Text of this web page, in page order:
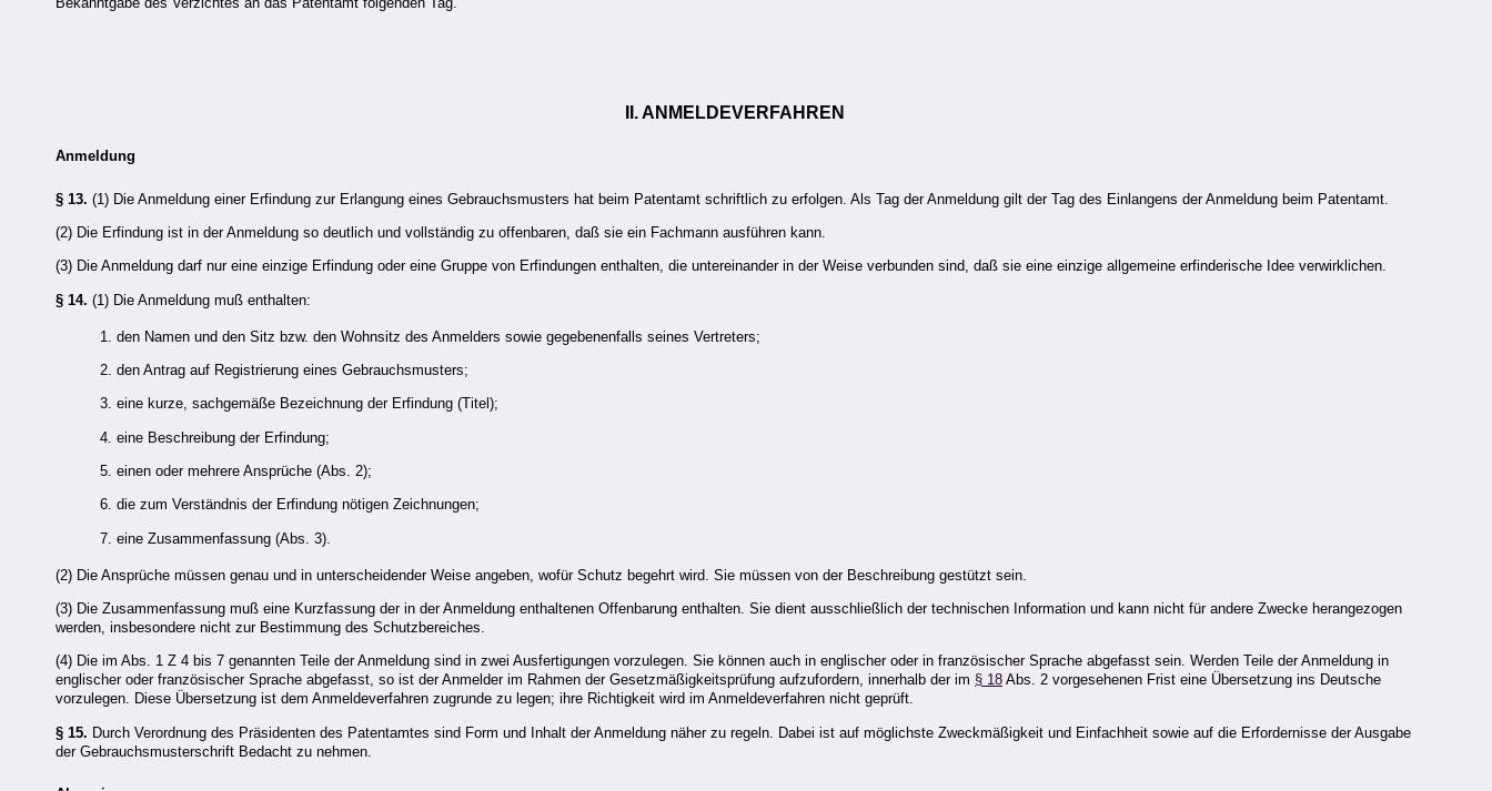
II. ANMELDEVERFAHREN
Anmeldung
§ 13. (1) Die Anmeldung einer Erfindung zur Erlangung eines Gebrauchsmusters hat beim Patentamt schriftlich zu erfolgen. Als Tag der Anmeldung gilt der Tag des Einlangens der Anmeldung beim Patentamt.
(2) Die Erfindung ist in der Anmeldung so deutlich und vollständig zu offenbaren, daß sie ein Fachmann ausführen kann.
(3) Die Anmeldung darf nur eine einzige Erfindung oder eine Gruppe von Erfindungen enthalten, die untereinander in der Weise verbunden sind, daß sie eine einzige allgemeine erfinderische Idee verwirklichen.
§ 14. (1) Die Anmeldung muß enthalten:
1. den Namen und den Sitz bzw. den Wohnsitz des Anmelders sowie gegebenenfalls seines Vertreters;
2. den Antrag auf Registrierung eines Gebrauchsmusters;
3. eine kurze, sachgemäße Bezeichnung der Erfindung (Titel);
4. eine Beschreibung der Erfindung;
5. einen oder mehrere Ansprüche (Abs. 2);
6. die zum Verständnis der Erfindung nötigen Zeichnungen;
7. eine Zusammenfassung (Abs. 3).
(2) Die Ansprüche müssen genau und in unterscheidender Weise angeben, wofür Schutz begehrt wird. Sie müssen von der Beschreibung gestützt sein.
(3) Die Zusammenfassung muß eine Kurzfassung der in der Anmeldung enthaltenen Offenbarung enthalten. Sie dient ausschließlich der technischen Information und kann nicht für andere Zwecke herangezogen
werden, insbesondere nicht zur Bestimmung des Schutzbereiches.
(4) Die im Abs. 1 Z 4 bis 7 genannten Teile der Anmeldung sind in zwei Ausfertigungen vorzulegen. Sie können auch in englischer oder in französischer Sprache abgefasst sein. Werden Teile der Anmeldung in
englischer oder französischer Sprache abgefasst, so ist der Anmelder im Rahmen der Gesetzmäßigkeitsprüfung aufzufordern, innerhalb der im § 18 Abs. 2 vorgesehenen Frist eine Übersetzung ins Deutsche
vorzulegen. Diese Übersetzung ist dem Anmeldeverfahren zugrunde zu legen; ihre Richtigkeit wird im Anmeldeverfahren nicht geprüft.
§ 15. Durch Verordnung des Präsidenten des Patentamtes sind Form und Inhalt der Anmeldung näher zu regeln. Dabei ist auf möglichste Zweckmäßigkeit und Einfachheit sowie auf die Erfordernisse der Ausgabe
der Gebrauchsmusterschrift Bedacht zu nehmen.